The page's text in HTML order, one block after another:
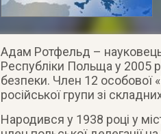
Адам Ротфельд –
Республіки Польща у 2005
безпеки. Член 12 особової
російської групи зі
Народився у 1938 році у